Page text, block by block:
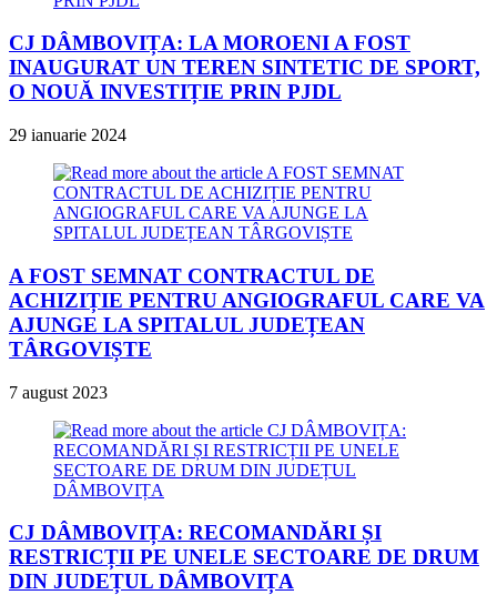
CJ DÂMBOVIȚA: LA MOROENI A FOST
INAUGURAT UN TEREN SINTETIC DE SPORT,
O NOUĂ INVESTIȚIE PRIN PJDL
29 ianuarie 2024
A FOST SEMNAT CONTRACTUL DE
ACHIZIȚIE PENTRU ANGIOGRAFUL CARE VA
AJUNGE LA SPITALUL JUDEȚEAN
TÂRGOVIȘTE
7 august 2023
CJ DÂMBOVIȚA: RECOMANDĂRI ȘI
RESTRICȚII PE UNELE SECTOARE DE DRUM
DIN JUDEȚUL DÂMBOVIȚA